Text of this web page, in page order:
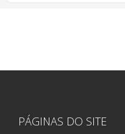
PÁGINAS DO SITE